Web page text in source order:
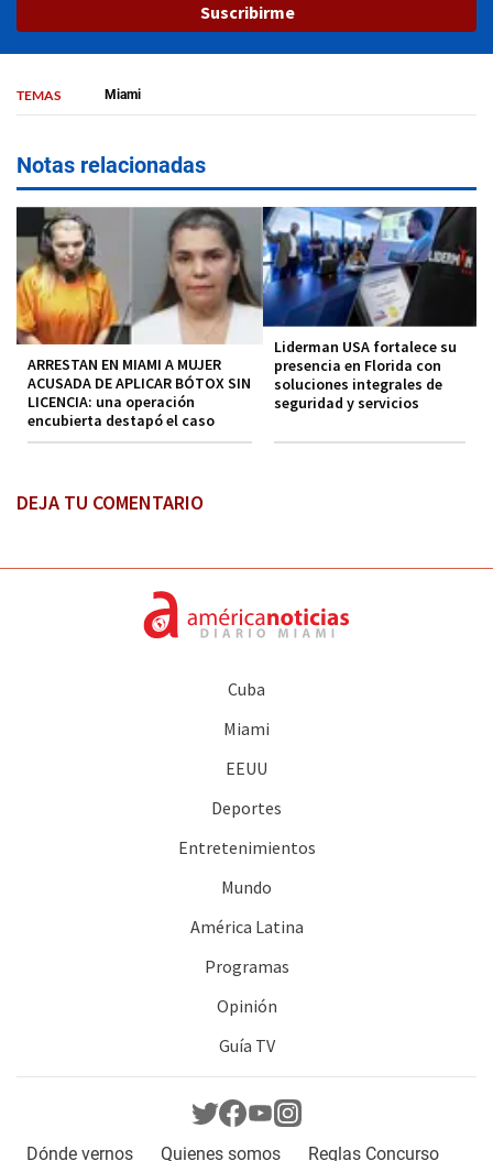
Suscribirme
TEMAS Miami
Notas relacionadas
ARRESTAN EN MIAMI A MUJER
ACUSADA DE APLICAR BÓTOX SIN
LICENCIA: una operación
encubierta destapó el caso
Liderman USA fortalece su
presencia en Florida con
soluciones integrales de
seguridad y servicios
DEJA TU COMENTARIO
Cuba
Miami
EEUU
Deportes
Entretenimientos
Mundo
América Latina
Programas
Opinión
Guía TV
Dónde vernos Quienes somos Reglas Concurso